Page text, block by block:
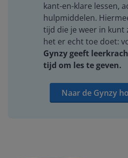
kant-en-klare lessen,
hulpmiddelen.
tijd die je weer in kunt
het er echt toe doet:
Gynzy geeft
tijd om les te geven.
Naar de Gynzy